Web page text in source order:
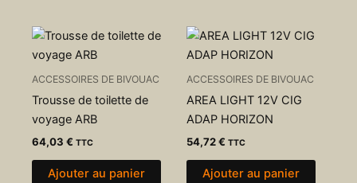
ACCESSOIRES DE BIVOUAC
Trousse de toilette de
voyage ARB
64,03 € TTC
Ajouter au panier
ACCESSOIRES DE BIVOUAC
AREA LIGHT 12V CIG
ADAP HORIZON
54,72€ TTC
Ajouter au panier